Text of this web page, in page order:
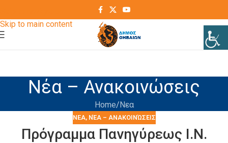
Skip to main content
Νέα – Ανακοινώσεις
Home Νεα
ΝΕΑ, ΝΈΑ – ΑΝΑΚΟΙΝΏΣΕΙΣ
Πρόγραμμα Πανηγύρεως Ι.Ν.